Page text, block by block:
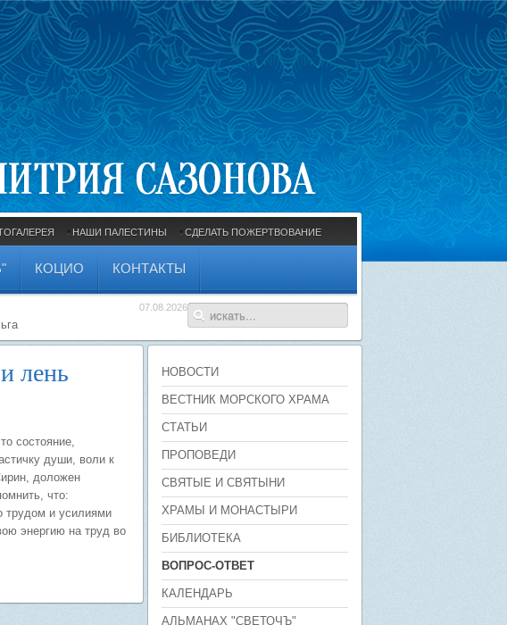
НАШИ ПАЛЕСТИНЫ СДЕЛАТЬ ПОЖЕРТВОВАНИЕ
КОЦИО КОНТАКТЫ
07.08.2026
лень
состояние,
души, воли к
доложен
что:
трудом и усилиями
энергию на труд во
НОВОСТИ
ВЕСТНИК МОРСКОГО ХРАМА
СТАТЬИ
ПРОПОВЕДИ
СВЯТЫЕ И СВЯТЫНИ
ХРАМЫ И МОНАСТЫРИ
БИБЛИОТЕКА
ВОПРОС-ОТВЕТ
КАЛЕНДАРЬ
АЛЬМАНАХ "СВЕТОЧЪ"